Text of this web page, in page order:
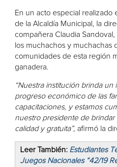
En un acto especial realizado
de la Alcaldía Municipal, la
compañera Claudia
los muchachos y muchachas
comunidades de esta región
ganadera.
“Nuestra institución brinda
progreso económico de las
capacitaciones, y estamos
nuestro presidente de
calidad y gratuita”, afirmó la
Leer También: Estudiantes
Juegos Nacionales “42/19